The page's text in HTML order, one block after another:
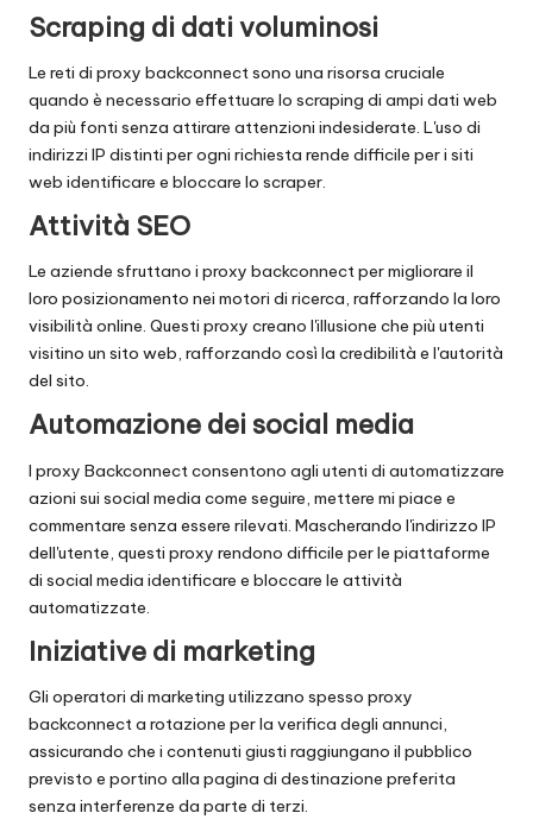
Scraping di dati voluminosi
Le reti di proxy backconnect sono una risorsa cruciale
quando è necessario effettuare lo scraping di ampi dati web
da più fonti senza attirare attenzioni indesiderate. L'uso di
indirizzi IP distinti per ogni richiesta rende difficile per i siti
web identificare e bloccare lo scraper.
Attività SEO
Le aziende sfruttano i proxy backconnect per migliorare il
loro posizionamento nei motori di ricerca, rafforzando la loro
visibilità online. Questi proxy creano l'illusione che più utenti
visitino un sito web, rafforzando così la credibilità e l'autorità
del sito.
Automazione dei social media
I proxy Backconnect consentono agli utenti di automatizzare
azioni sui social media come seguire, mettere mi piace e
commentare senza essere rilevati. Mascherando l'indirizzo IP
dell'utente, questi proxy rendono difficile per le piattaforme
di social media identificare e bloccare le attività
automatizzate.
Iniziative di marketing
Gli operatori di marketing utilizzano spesso proxy
backconnect a rotazione per la verifica degli annunci,
assicurando che i contenuti giusti raggiungano il pubblico
previsto e portino alla pagina di destinazione preferita
senza interferenze da parte di terzi.